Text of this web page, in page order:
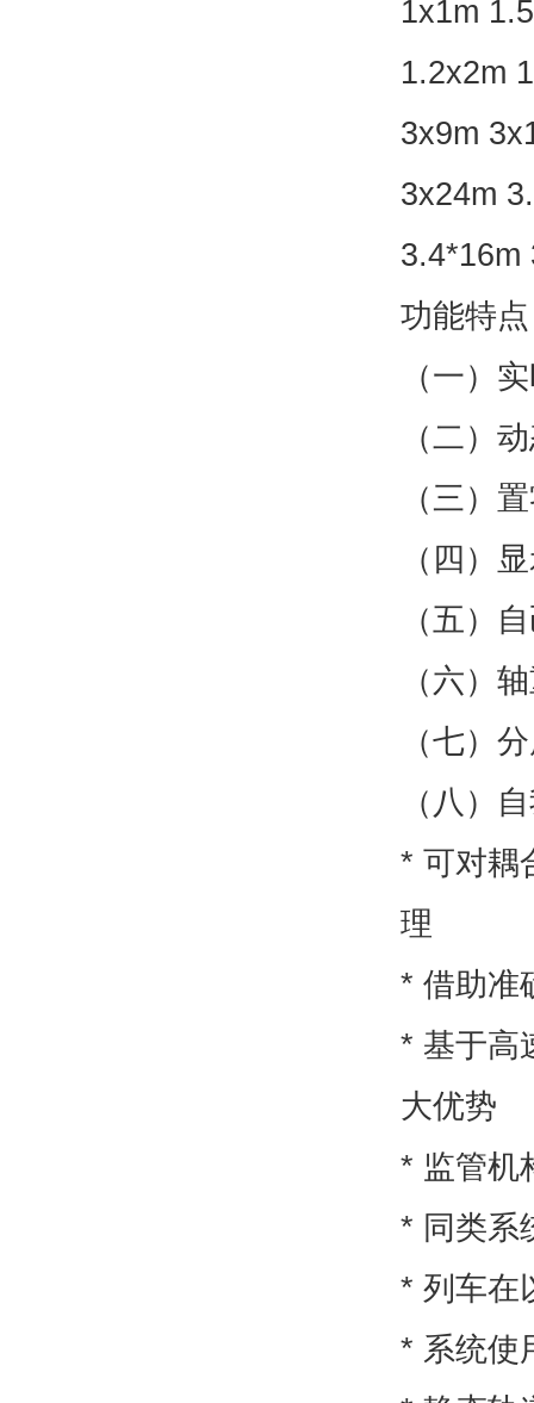
1x1m
1.2x2m
3x9m
3x24m
3.4*16m
功能特
（一）
（二）
（三）
（四）
（五）
（六）
（七）
（八）
* 可对耦
理
* 借助准
* 基于高
大优势
* 监管机
* 同类系
* 列车在
* 系统使